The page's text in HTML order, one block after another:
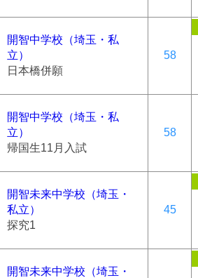
開智中学校（埼玉・私
立）
日本橋併願
58
開智中学校（埼玉・私
立）
帰国生11月入試
58
開智未来中学校（埼玉・
私立）
探究1
45
開智未来中学校（埼玉・